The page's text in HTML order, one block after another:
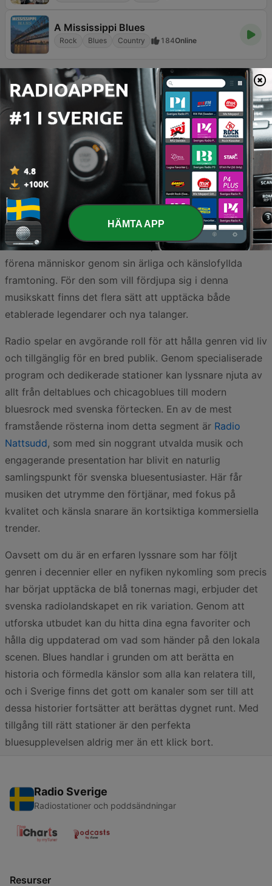
A Mississippi Blues
Rock Blues Country 184Online
Bluesmusik har en lång och färgstark historia i Sverige,
och genren lever vidare genom passionerade musiker
och hängivna lyssnare över hela landet. Den svenska
bluesscenen präglas av en unik blandning av klassisk
amerikansk blues och en gnutta nordisk melankoli, vilket
skapar ett sound som är både tidlöst och personligt.
Från rökiga klubbar i storstäderna till stora
sommarfestivaler i mindre orter, fortsätter bluesen att
förena människor genom sin ärliga och känslofyllda
framtoning. För den som vill fördjupa sig i denna
musikskatt finns det flera sätt att upptäcka både
etablerade legendarer och nya talanger.
Radio spelar en avgörande roll för att hålla genren vid liv
och tillgänglig för en bred publik. Genom specialiserade
program och dedikerade stationer kan lyssnare njuta av
allt från deltablues och chicagoblues till modern
bluesrock med svenska förtecken. En av de mest
framstående rösterna inom detta segment är Radio
Nattsudd, som med sin noggrant utvalda musik och
engagerande presentation har blivit en naturlig
samlingspunkt för svenska bluesentusiaster. Här får
musiken det utrymme den förtjänar, med fokus på
kvalitet och känsla snarare än kortsiktiga kommersiella
trender.
Oavsett om du är en erfaren lyssnare som har följt
genren i decennier eller en nyfiken nykomling som precis
har börjat upptäcka de blå tonernas magi, erbjuder det
svenska radiolandskapet en rik variation. Genom att
utforska utbudet kan du hitta dina egna favoriter och
hålla dig uppdaterad om vad som händer på den lokala
scenen. Blues handlar i grunden om att berätta en
historia och förmedla känslor som alla kan relatera till,
och i Sverige finns det gott om kanaler som ser till att
dessa historier fortsätter att berättas dygnet runt. Med
tillgång till rätt stationer är den perfekta
bluesupplevelsen aldrig mer än ett klick bort.
Radio Sverige
Radiostationer och poddsändningar
Resurser
HÄMTA APP